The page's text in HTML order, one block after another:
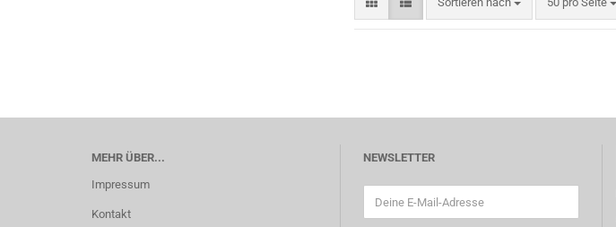
MEHR ÜBER...
Impressum
Kontakt
NEWSLETTER